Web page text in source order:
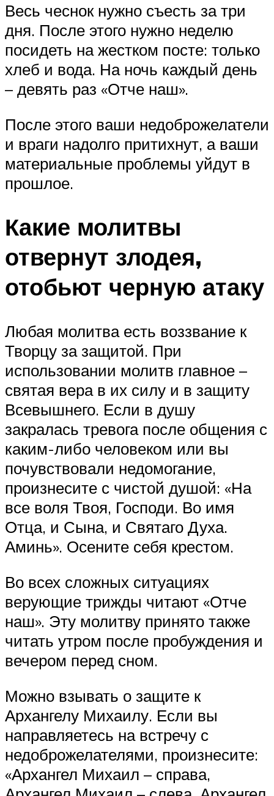
Весь чеснок нужно съесть за три
дня. После этого нужно неделю
посидеть на жестком посте: только
хлеб и вода. На ночь каждый день
– девять раз «Отче наш».
После этого ваши недоброжелатели
и враги надолго притихнут, а ваши
материальные проблемы уйдут в
прошлое.
Какие молитвы
отвернут злодея,
отобьют черную атаку
Любая молитва есть воззвание к
Творцу за защитой. При
использовании молитв главное –
святая вера в их силу и в защиту
Всевышнего. Если в душу
закралась тревога после общения с
каким-либо человеком или вы
почувствовали недомогание,
произнесите с чистой душой: «На
все воля Твоя, Господи. Во имя
Отца, и Сына, и Святаго Духа.
Аминь». Осените себя крестом.
Во всех сложных ситуациях
верующие трижды читают «Отче
наш». Эту молитву принято также
читать утром после пробуждения и
вечером перед сном.
Можно взывать о защите к
Архангелу Михаилу. Если вы
направляетесь на встречу с
недоброжелателями, произнесите:
«Архангел Михаил – справа,